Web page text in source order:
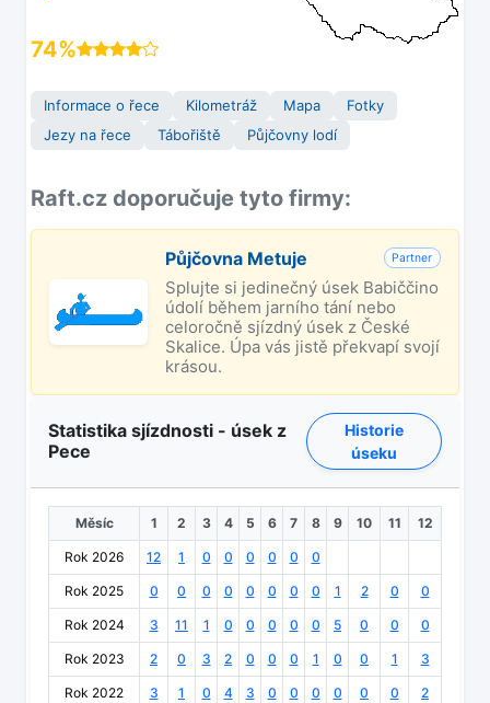
74%
Informace o řece Kilometráž Mapa
Fotky
Jezy na řece
Tábořiště Půjčovny lodí
Raft.cz doporučuje tyto firmy:
Půjčovna Metuje Partner
Splujte si jedinečný úsek Babiččino
údolí během jarního tání nebo
celoročně sjízdný úsek z České
Skalice. Úpa vás jistě překvapí svojí
krásou.
Statistika sjízdnosti - úsek z
Pece
Historie
úseku
Měsíc 1 2 3 4 5 6 7 8 9 10 11 12
Rok 2026 12 1 0 0 0 0 0 0
Rok 2025 0 0 0 0 0 0 0 0 1 2 0 0
Rok 2024 3 11 1 0 0 0 0 0 5 0 0 0
Rok 2023 2 0 3 2 0 0 0 1 0 0 1 3
Rok 2022 3 1 0 4 3 0 0 0 0 0 0 2